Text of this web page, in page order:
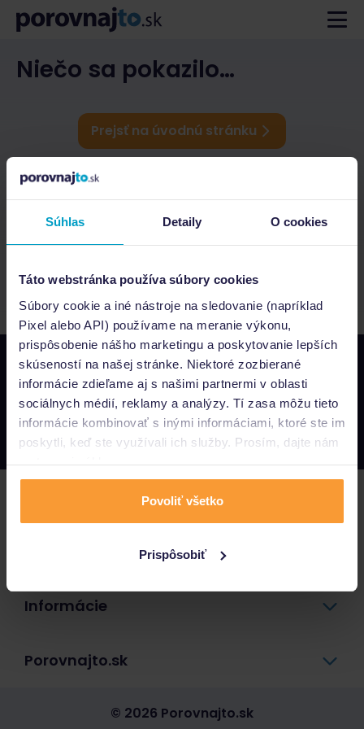
Súhlas Detaily O cookies
Táto webstránka používa súbory cookies
Súbory cookie a iné nástroje na sledovanie (napríklad
Pixel alebo API) používame na meranie výkonu,
prispôsobenie nášho marketingu a poskytovanie lepších
skúseností na našej stránke. Niektoré zozbierané
informácie zdieľame aj s našimi partnermi v oblasti
sociálnych médií, reklamy a analýzy. Tí zasa môžu tieto
informácie kombinovať s inými informáciami, ktoré ste im
poskytli, keď ste využívali ich služby. Prosím, dajte nám
na to svoj súhlas.
Povoliť všetko
Prispôsobiť
Niečo sa pokazilo…
Prejsť na úvodnú stránku
Napíšte nám
info@porovnajto.sk
Zavolajte nám
0800 400 300
Informácie
Porovnajto.sk
© 2026 Porovnajto.sk